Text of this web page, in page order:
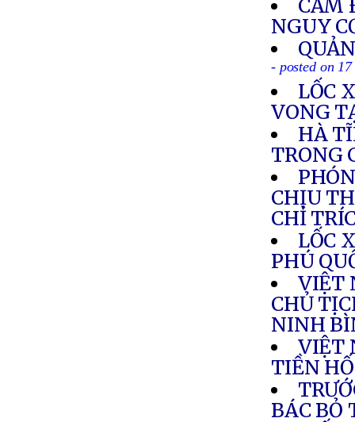
CẤM
NGUY
- posted on
LỐC
VONG
HÀ
TRONG
CHỊU
CHỈ
LỐC
PHÚ
VIỆT
CHỦ
NINH
VIỆT
TIỀN
BÁC BỎ